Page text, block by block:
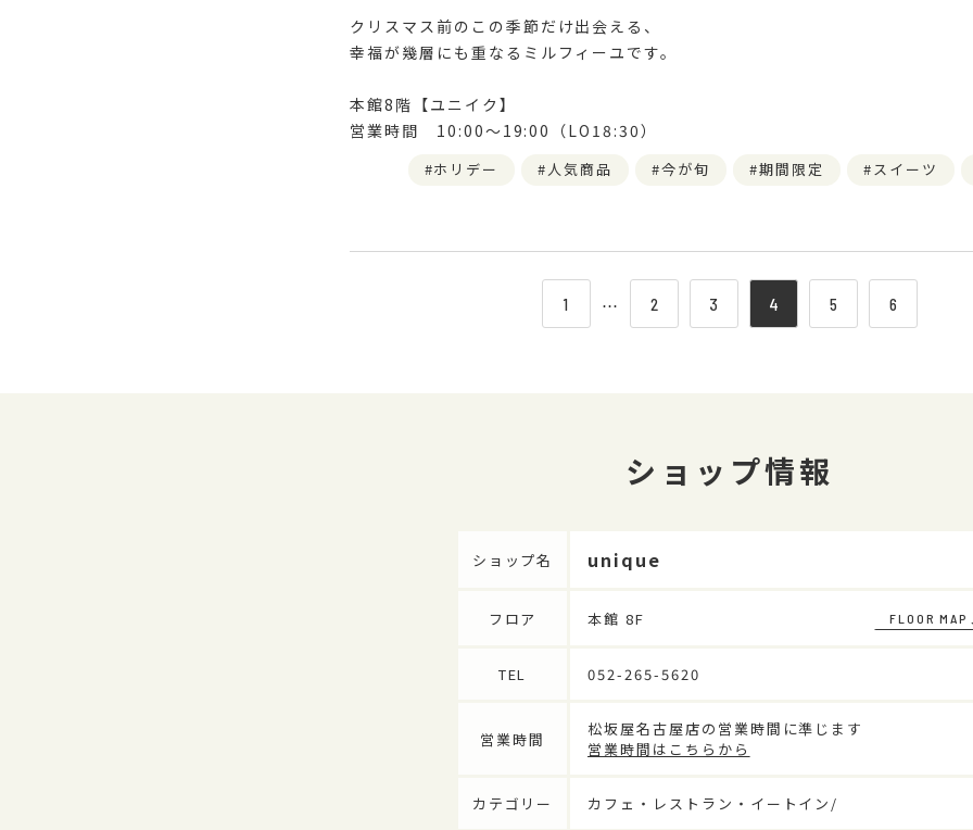
クリスマス前のこの季節だけ出会える、
幸福が幾層にも重なるミルフィーユです。
本館8階【ユニイク】
営業時間 10:00～19:00（LO18:30）
ホリデー 人気商品 今が旬 期間限定 スイーツ
1 ⋯ 2 3 4 5 6
ショップ情報
ショップ名 unique
フロア 本館 8F FLOOR MAP
TEL 052-265-5620
営業時間
松坂屋名古屋店の営業時間に準じます
営業時間はこちらから
カテゴリー カフェ・レストラン・イートイン/